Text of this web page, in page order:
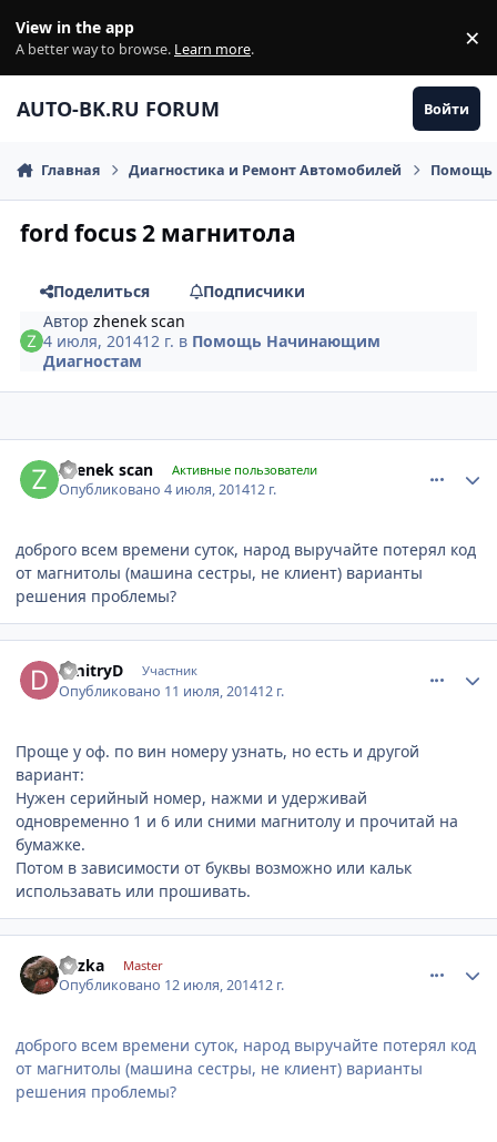
View in the app
A better way to browse. Learn more. ×
AUTO-BK.RU FORUM Войти
Главная Диагностика и Ремонт Автомобилей Помощь
ford focus 2 магнитола
Поделиться
Подписчики
Авторzhenek scan
4 июля, 201412 г. в Помощь Начинающим
Диагностам
zhenek scan Активные пользователи
Опубликовано4 июля, 201412 г.
доброго всем времени суток, народ выручайте потерял код
от магнитолы (машина сестры, не клиент) варианты
решения проблемы?
DmitryD Участник
Опубликовано 11 июля, 201412 г.
Проще у оф. по вин номеру узнать, но есть и другой
вариант:
Нужен серийный номер, нажми и удерживай
одновременно 1 и 6 или сними магнитолу и прочитай на
бумажке.
Потом в зависимости от буквы возможно или кальк
использавать или прошивать.
kyzka Master
Опубликовано 12 июля, 201412 г.
доброго всем времени суток, народ выручайте потерял код
от магнитолы (машина сестры, не клиент) варианты
решения проблемы?